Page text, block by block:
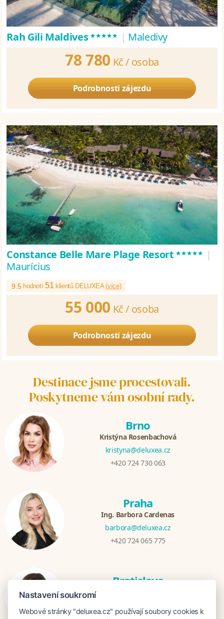
Rah Gili Maldives***** | Maledivy
78 780 Kč / osoba
Podrobnosti zájezdu
Constance Belle Mare Plage Resort***** |
Maurícius
9.5 hodnotí51klientů DELUXEA (více)
55 000 Kč / osoba
Podrobnosti zájezdu
Destinace jsme procestovali.
Poskytneme vám osobní rady.
Brno
Kristýna Rosenbachová
kristyna@deluxea.cz
+420 724 730 063
Praha
Ing. Barbora Cardenas
barbora@deluxea.cz
+420 724 065 775
Bratislava
Nastavení soukromí
Webové stránky "deluxea.cz" používají soubory cookies k